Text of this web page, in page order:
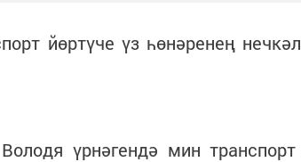
йөртүче үз һөнәренең
үрнәгендә мин транспорт